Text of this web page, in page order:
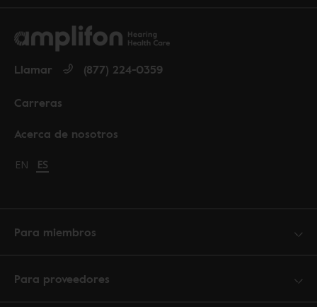
Acerca de nosotros
Carreras
Llamar (877) 224-0359
Change language to English
EN Cambiar idioma a español
ES
Para miembros
Para proveedores